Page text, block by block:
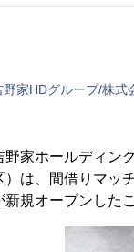
野家HDグループ/株式
野家ホールディン
）は、間借りマッ
新規オープンした